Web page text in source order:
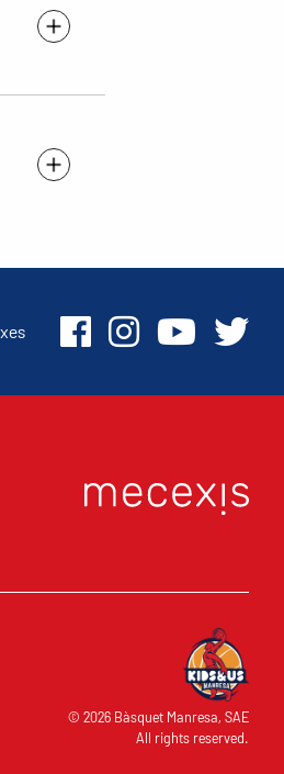
© 2026 Bàsquet Manresa, SAE
All rights reserved.